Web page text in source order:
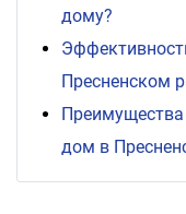
дому?
Пресненском
дом в